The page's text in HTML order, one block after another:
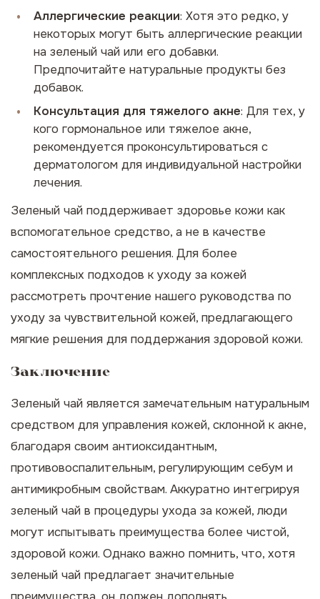
Аллергические реакции: Хотя это редко, у
некоторых могут быть аллергические реакции
на зеленый чай или его добавки.
Предпочитайте натуральные продукты без
добавок.
Консультация для тяжелого акне: Для тех, у
кого гормональное или тяжелое акне,
рекомендуется проконсультироваться с
дерматологом для индивидуальной настройки
лечения.
Зеленый чай поддерживает здоровье кожи как
вспомогательное средство, а не в качестве
самостоятельного решения. Для более
комплексных подходов к уходу за кожей
рассмотреть прочтение нашего руководства по
уходу за чувствительной кожей, предлагающего
мягкие решения для поддержания здоровой кожи.
Заключение
Зеленый чай является замечательным натуральным
средством для управления кожей, склонной к акне,
благодаря своим антиоксидантным,
противовоспалительным, регулирующим себум и
антимикробным свойствам. Аккуратно интегрируя
зеленый чай в процедуры ухода за кожей, люди
могут испытывать преимущества более чистой,
здоровой кожи. Однако важно помнить, что, хотя
зеленый чай предлагает значительные